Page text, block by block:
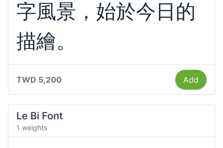
字風景，始於今日的
描繪。
TWD 5,200 Add
Le Bi Font
1 weights